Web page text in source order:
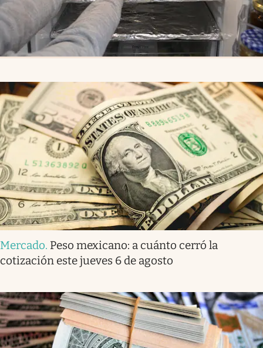
Mercado. Peso mexicano: a cuánto cerró la
cotización este jueves 6 de agosto